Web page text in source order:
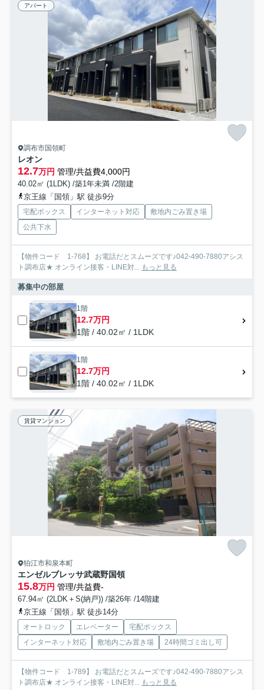
アパート
調布市国領町
レオン
12.7万円 管理/共益費4,000円
40.02㎡ (1LDK) /築1年未満 /2階建
京王線「国領」駅 徒歩9分
宅配ボックス インターネット対応
敷地内ごみ置き場
公共下水
【物件コード 1-768】 お電話だとスムーズです♪042-490-7880アシス
ト調布店★ オンライン接客・LINE対... もっと見る
募集中の部屋
1階
12.7万円
1階 / 40.02㎡ / 1LDK
1階
12.7万円
1階 / 40.02㎡ / 1LDK
賃貸マンション
狛江市和泉本町
エンゼルブレッサ武蔵野国領
15.8万円 管理/共益費-
67.94㎡ (2LDK＋S(納戸)) /築26年 /14階建
京王線「国領」駅 徒歩14分
オートロック エレベーター
宅配ボックス
インターネット対応
敷地内ごみ置き場 24時間ゴミ出し可
【物件コード 1-789】 お電話だとスムーズです♪042-490-7880アシス
ト調布店★ オンライン接客・LINE対... もっと見る